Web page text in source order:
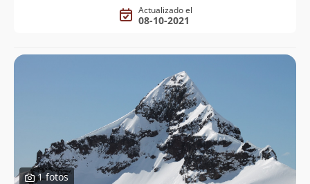
Actualizado el
08-10-2021
1 fotos